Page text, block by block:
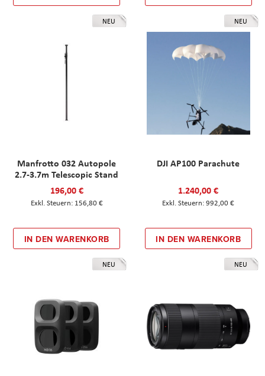
NEU
Manfrotto 032 Autopole
2.7-3.7m Telescopic Stand
196,00 €
156,80 €
IN DEN WARENKORB
NEU
DJI AP100 Parachute
1.240,00 €
992,00 €
IN DEN WARENKORB
NEU NEU